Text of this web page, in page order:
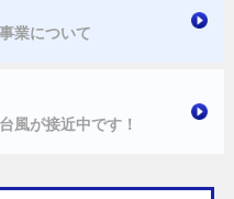
業について
風が接近中です！